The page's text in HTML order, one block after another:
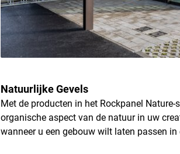
Natuurlijke Gevels
Met de producten in het Rockpanel
organische aspect van de natuur in uw
wanneer u een gebouw wilt laten passen